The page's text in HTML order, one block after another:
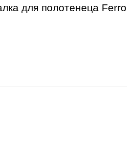
для полотенеца